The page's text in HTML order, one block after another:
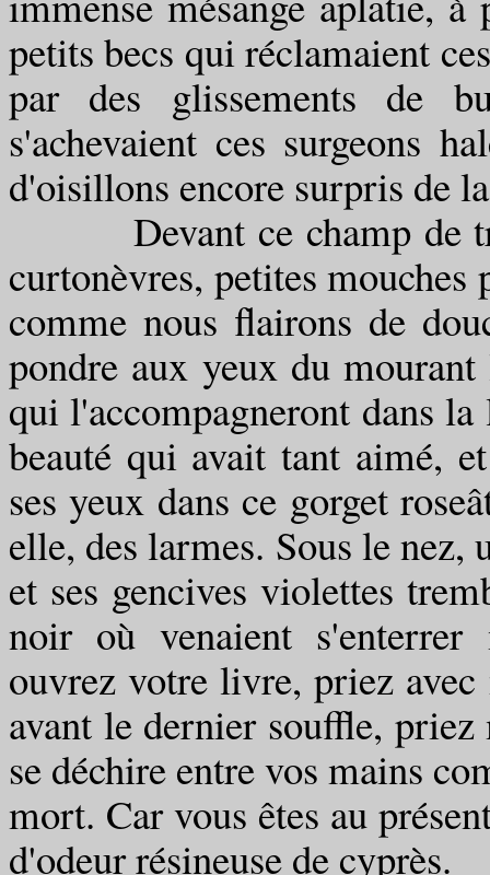
petits becs qui réclamaient
par des glissements de
s'achevaient ces surgeons
d'oisillons encore surpris de
Devant ce champ de
curtonèvres, petites
comme nous flairons de
pondre aux yeux du mourant
qui l'accompagneront dans la
beauté qui avait tant aimé,
ses yeux dans ce gorget
elle, des larmes. Sous le
et ses gencives violettes
noir où venaient s'enterrer
ouvrez votre livre, priez
avant le dernier souffle,
se déchire entre vos mains
mort. Car vous êtes au
d'odeur résineuse de cyprès.